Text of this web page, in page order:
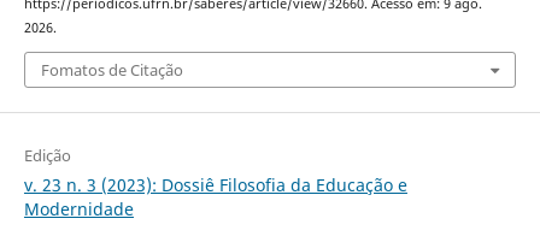
https://periodicos.ufrn.br/saberes/article/view/32660. Acesso em: 9 ago.
2026.
Fomatos de Citação
Edição
v. 23 n. 3 (2023): Dossiê Filosofia da Educação e
Modernidade